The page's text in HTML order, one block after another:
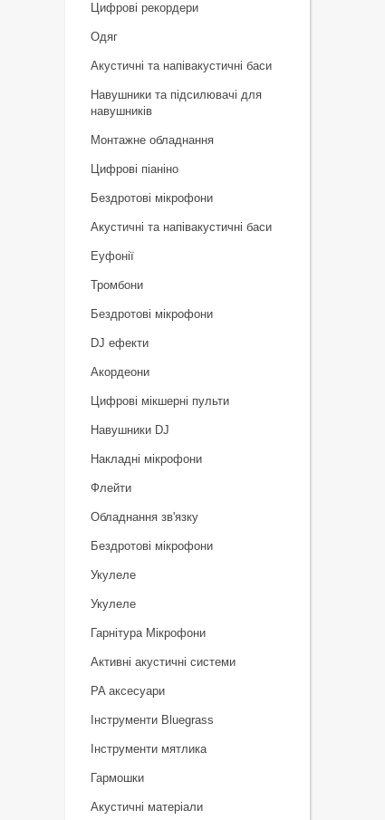
Цифрові рекордери
Одяг
Акустичні та напівакустичні баси
Навушники та підсилювачі для
навушників
Монтажне обладнання
Цифрові піаніно
Бездротові мікрофони
Акустичні та напівакустичні баси
Еуфонії
Тромбони
Бездротові мікрофони
DJ ефекти
Акордеони
Цифрові мікшерні пульти
Навушники DJ
Накладні мікрофони
Флейти
Обладнання зв'язку
Бездротові мікрофони
Укулеле
Укулеле
Гарнітура Мікрофони
Активні акустичні системи
PA аксесуари
Інструменти Bluegrass
Інструменти мятлика
Гармошки
Акустичні матеріали